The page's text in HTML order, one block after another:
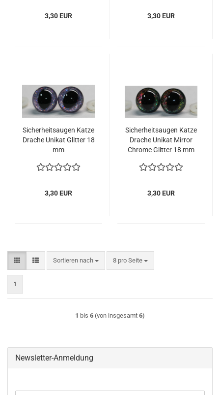
3,30 EUR 3,30 EUR
Sicherheitsaugen Katze
Drache Unikat Glitter 18
mm
3,30 EUR
Sicherheitsaugen Katze
Drache Unikat Mirror
Chrome Glitter 18 mm
3,30 EUR
Sortieren nach
Sortieren nach 8 pro Seite
pro Seite
1
1 bis 6 (von insgesamt 6)
Newsletter-Anmeldung